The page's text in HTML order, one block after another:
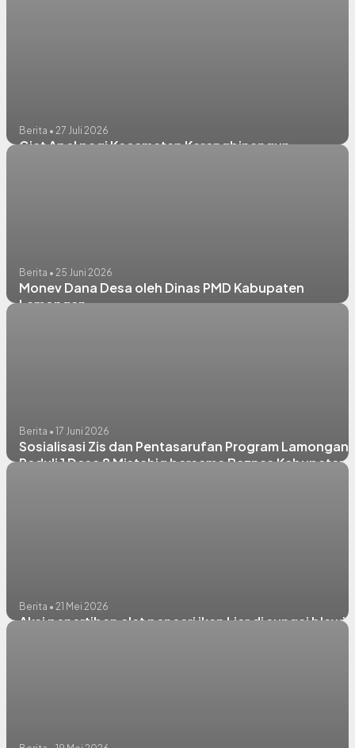
Berita • 27 Juli 2026
Giat Apel pagi Kecamatan Karangbinangun
Berita • 25 Juni 2026
Monev Dana Desa oleh Dinas PMD Kabupaten
Lamongan
Berita • 17 Juni 2026
Sosialisasi Zis dan Pentasarufan Program Lamongan
Peduli 1 Desa 8 Mistahiq bersama Baznas Kabupaten
Berita • 21 Mei 2026
Aksi penertiban alat pencari ikan Liar di sungai blawi